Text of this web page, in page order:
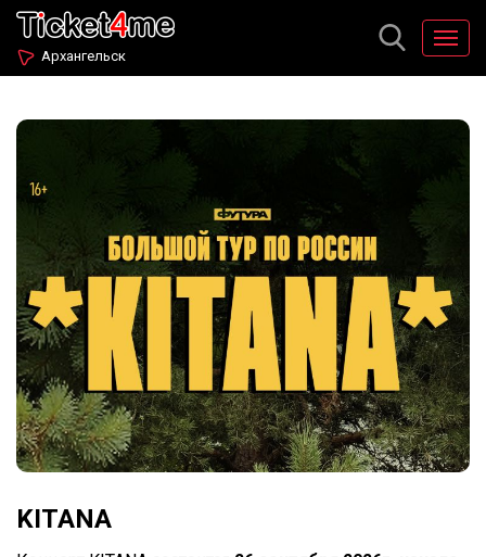
Архангельск
KITANA